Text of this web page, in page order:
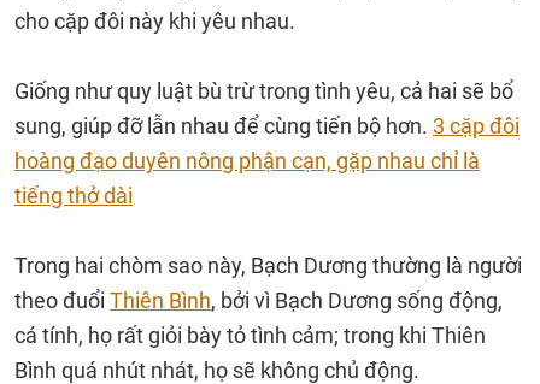
cho cặp đôi này khi yêu nhau.
Giống như quy luật bù trừ trong tình yêu, cả hai sẽ bổ
sung, giúp đỡ lẫn nhau để cùng tiến bộ hơn. 3 cặp đôi
hoàng đạo duyên nông phận cạn, gặp nhau chỉ là
tiếng thở dài
Trong hai chòm sao này, Bạch Dương thường là người
theo đuổi Thiên Bình, bởi vì Bạch Dương sống động,
cá tính, họ rất giỏi bày tỏ tình cảm; trong khi Thiên
Bình quá nhút nhát, họ sẽ không chủ động.